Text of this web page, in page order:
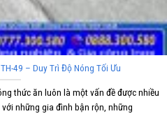
49 – Duy Trì Độ Nóng Tối Ưu
thức ăn luôn là một vấn đề được nhiều
những gia đình bận rộn, những